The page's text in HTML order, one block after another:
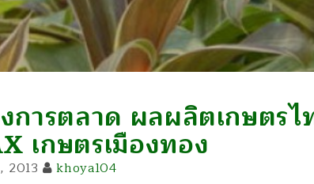
การตลาด ผลผลิตเกษตรไ
เกษตรเมืองทอง
2013 khoya104